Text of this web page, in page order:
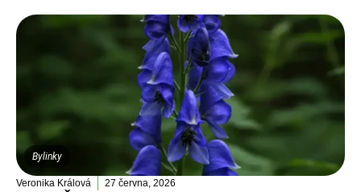
Bylinky
Veronika Králová 27 června, 2026